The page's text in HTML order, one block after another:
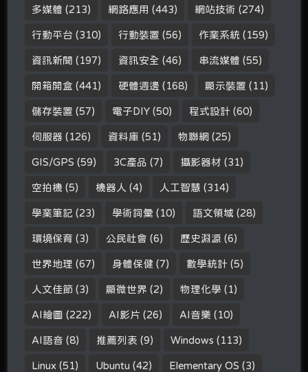
多媒體 (213) 網路應用 (443) 網站技術 (274)
行動平台 (310) 行動裝置 (56) 作業系統 (159)
資訊新聞 (197) 資訊安全 (46) 串流媒體 (55)
開箱開盒 (441) 硬體週邊 (168) 顯示裝置 (11)
儲存裝置 (57) 電子DIY (50) 程式設計 (60)
伺服器 (126) 資料庫 (51) 物聯網 (25)
GIS/GPS (59) 3C產品 (7) 攝影器材 (31)
空拍機 (5) 機器人 (4) 人工智慧 (314)
學業筆記 (23) 學術詞彙 (10) 語文領域 (28)
環境保育 (3) 公民社會 (6) 歷史淵源 (6)
世界地理 (67) 身體保健 (7) 數學統計 (5)
人文佳節 (3) 顯微世界 (2) 物理化學 (1)
AI繪圖 (222) AI影片 (26) AI音樂 (10)
AI語音 (8) 推薦列表 (9) Windows (113)
Linux (51) Ubuntu (42) Elementary OS (3)